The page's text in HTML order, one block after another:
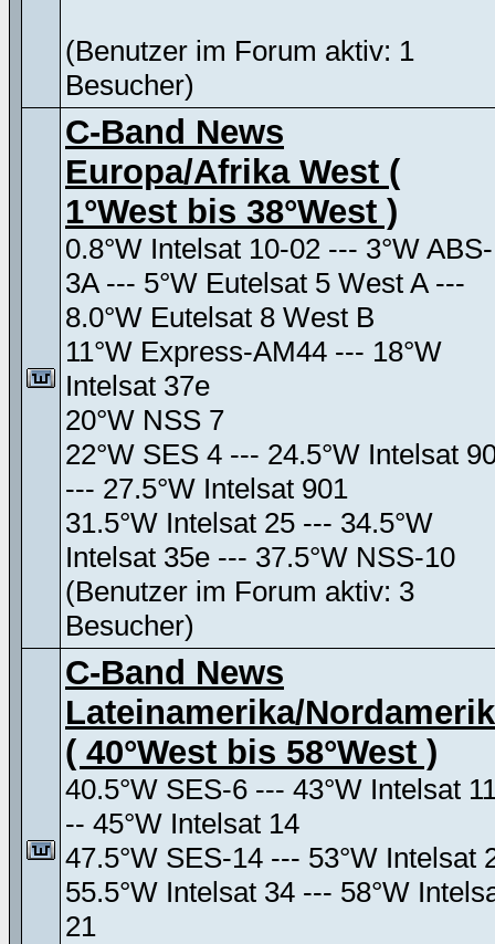
(Benutzer im Forum aktiv: 1
Besucher)
C-Band News
Europa/Afrika West (
1°West bis 38°West )
0.8°W Intelsat 10-02 --- 3°W ABS-
3A --- 5°W Eutelsat 5 West A ---
8.0°W Eutelsat 8 West B
11°W Express-AM44 --- 18°W
Intelsat 37e
20°W NSS 7
22°W SES 4 --- 24.5°W Intelsat
--- 27.5°W Intelsat 901
31.5°W Intelsat 25 --- 34.5°W
Intelsat 35e --- 37.5°W NSS-10
(Benutzer im Forum aktiv: 3
Besucher)
C-Band News
Lateinamerika/
( 40°West bis 58°West )
40.5°W SES-6 --- 43°W Intelsat
-- 45°W Intelsat 14
47.5°W SES-14 --- 53°W Intelsat
55.5°W Intelsat 34 --- 58°W
21